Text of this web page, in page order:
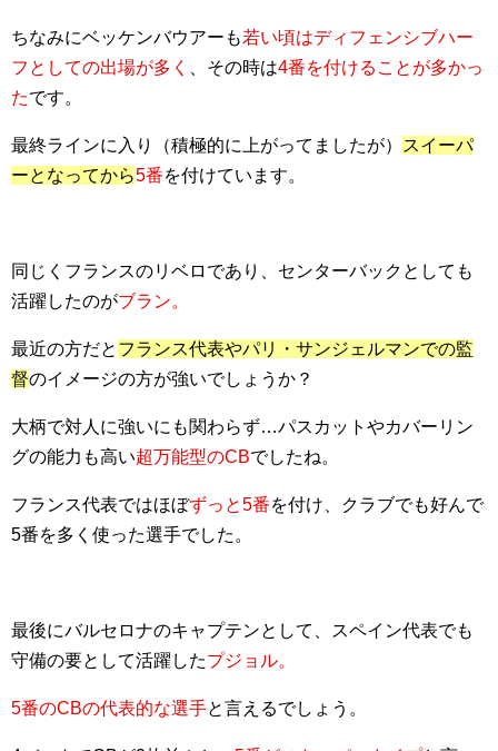
ちなみにベッケンバウアーも若い頃はディフェンシブハー
フとしての出場が多く
、その時は4番を付けることが多かっ
たです。
最終ラインに入り（積極的に上がってましたが）
スイーパ
ーとなってから5番を付けています。
同じくフランスのリベロであり、センターバックとしても
活躍したのがブラン。
最近の方だと フランス代表やパリ・サンジェルマンでの監
督のイメージの方が強いでしょうか？
大柄で対人に強いにも関わらず…パスカットやカバーリン
グの能力も高い超万能型のCBでしたね。
フランス代表ではほぼずっと5番を付け、クラブでも好んで
5番を多く使った選手でした。
最後にバルセロナのキャプテンとして、スペイン代表でも
守備の要として活躍したプジョル。
5番のCBの代表的な選手と言えるでしょう。